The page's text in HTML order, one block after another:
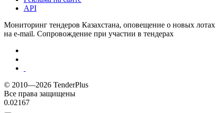
API
Мониторинг тендеров Казахстана, оповещение о новых лотах
на e-mail. Сопровождение при участии в тендерах
© 2010—2026 TenderPlus
Все права защищены
0.02167